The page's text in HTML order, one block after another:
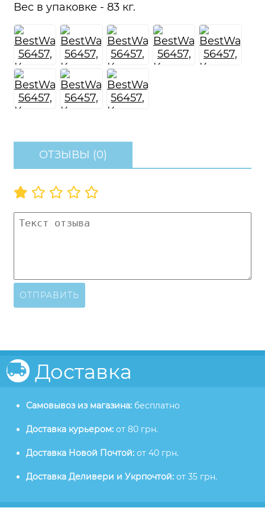
Вес в упаковке - 83 кг.
ОТЗЫВЫ (0)
ОТПРАВИТЬ
Доставка
Самовывоз из магазина: бесплатно
Доставка курьером: от 80 грн.
Доставка Новой Почтой: от 40 грн.
Доставка Деливери и Укрпочтой: от 35 грн.